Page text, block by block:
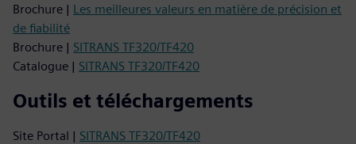
Brochure | Les meilleures valeurs en matière de précision et
de fiabilité
Brochure | SITRANS TF320/TF420
Catalogue | SITRANS TF320/TF420
Outils et téléchargements
Site Portal | SITRANS TF320/TF420